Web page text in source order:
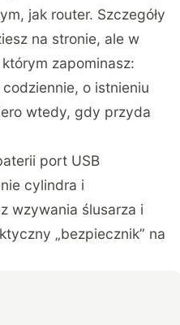
jak router. Szczegóły
na stronie, ale w
zapominasz:
o istnieniu
wtedy, gdy przyda
port USB
cylindra i
wzywania ślusarza i
„bezpiecznik” na